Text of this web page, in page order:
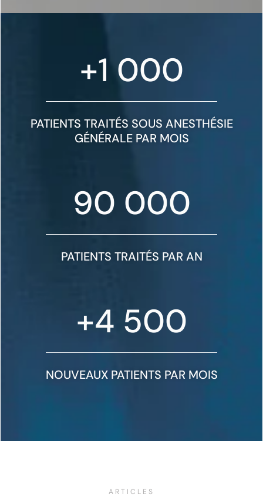
+1 000
PATIENTS TRAITÉS SOUS ANESTHÉSIE
GÉNÉRALE PAR MOIS
90 000
PATIENTS TRAITÉS PAR AN
+4 500
NOUVEAUX PATIENTS PAR MOIS
ARTICLES